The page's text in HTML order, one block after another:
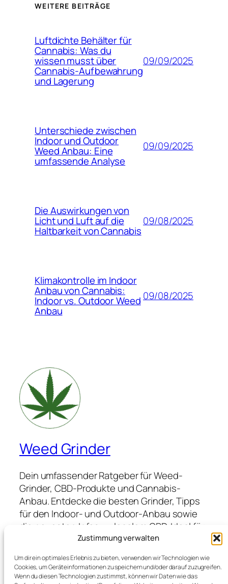
Zustimmung verwalten
Um dir ein optimales Erlebnis zu bieten, verwenden wir Technologien wie
Cookies, um Geräteinformationen zu speichern und/oder darauf zuzugreifen.
Wenn du diesen Technologien zustimmst, können wir Daten wie das
WEITERE BEITRÄGE
Luftdichte Behälter für
Cannabis: Was du
wissen musst über
Cannabis-Aufbewahrung
und Lagerung
09/09/2025
Unterschiede zwischen
Indoor und Outdoor
Weed Anbau: Eine
umfassende Analyse
09/09/2025
Die Auswirkungen von
Licht und Luft auf die
Haltbarkeit von Cannabis
09/08/2025
Klimakontrolle im Indoor
Anbau von Cannabis:
Indoor vs. Outdoor Weed
Anbau
09/08/2025
Weed Grinder
Dein umfassender Ratgeber für Weed-
Grinder, CBD-Produkte und Cannabis-
Anbau. Entdecke die besten Grinder, Tipps
für den Indoor- und Outdoor-Anbau sowie
die neuesten Infos zu legalem CBD. Ideal für
Anfänger und Profis, die hochwertige
profitieren möchten.